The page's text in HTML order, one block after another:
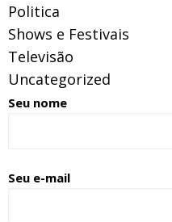
Politica
Shows e Festivais
Televisão
Uncategorized
Seu nome
Seu e-mail